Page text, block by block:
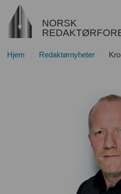
NORSK
Om NR
Hjem Redaktørnyheter